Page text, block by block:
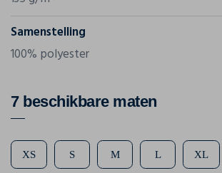
Samenstelling
100% polyester
7 beschikbare maten
XS S M L XL